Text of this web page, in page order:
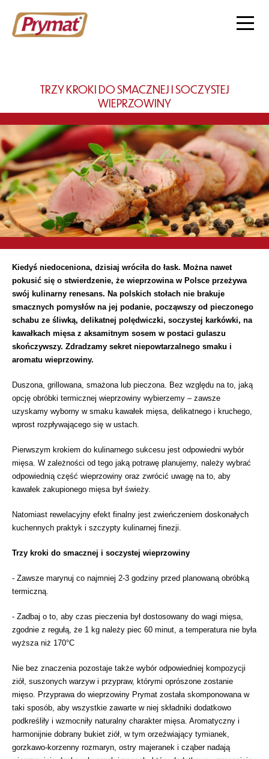
TRZY KROKI DO SMACZNEJ I SOCZYSTEJ
WIEPRZOWINY
Kiedyś niedoceniona, dzisiaj wróciła do łask. Można nawet
pokusić się o stwierdzenie, że wieprzowina w Polsce przeżywa
swój kulinarny renesans. Na polskich stołach nie brakuje
smacznych pomysłów na jej podanie, począwszy od pieczonego
schabu ze śliwką, delikatnej polędwiczki, soczystej karkówki, na
kawałkach mięsa z aksamitnym sosem w postaci gulaszu
skończywszy. Zdradzamy sekret niepowtarzalnego smaku i
aromatu wieprzowiny.
Duszona, grillowana, smażona lub pieczona. Bez względu na to, jaką
opcję obróbki termicznej wieprzowiny wybierzemy – zawsze
uzyskamy wyborny w smaku kawałek mięsa, delikatnego i kruchego,
wprost rozpływającego się w ustach.
Pierwszym krokiem do kulinarnego sukcesu jest odpowiedni wybór
mięsa. W zależności od tego jaką potrawę planujemy, należy wybrać
odpowiednią część wieprzowiny oraz zwrócić uwagę na to, aby
kawałek zakupionego mięsa był świeży.
Natomiast rewelacyjny efekt finalny jest zwieńczeniem doskonałych
kuchennych praktyk i szczypty kulinarnej finezji.
Trzy kroki do smacznej i soczystej wieprzowiny
- Zawsze marynuj co najmniej 2-3 godziny przed planowaną obróbką
termiczną.
- Zadbaj o to, aby czas pieczenia był dostosowany do wagi mięsa,
zgodnie z regułą, że 1 kg należy piec 60 minut, a temperatura nie była
wyższa niż 170°C
Nie bez znaczenia pozostaje także wybór odpowiedniej kompozycji
ziół, suszonych warzyw i przypraw, którymi oprószone zostanie
mięso. Przyprawa do wieprzowiny Prymat została skomponowana w
taki sposób, aby wszystkie zawarte w niej składniki dodatkowo
podkreśliły i wzmocniły naturalny charakter mięsa. Aromatyczny i
harmonijnie dobrany bukiet ziół, w tym orzeźwiający tymianek,
gorzkawo-korzenny rozmaryn, ostry majeranek i cząber nadają